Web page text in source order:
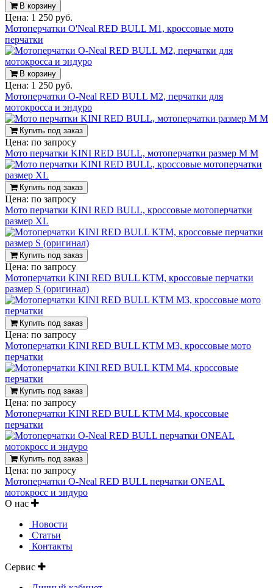
В корзину
Цена: 1 250 руб.
Мотоперчатки O'Neal RED BULL M1, кроссовые мото
перчатки
В корзину
Цена: 1 250 руб.
Мотоперчатки O-Neal RED BULL M2, перчатки для
мотокросса и эндуро
Купить под заказ
Цена: по запросу
Мото перчатки KINI RED BULL, мотоперчатки размер M М
Купить под заказ
Цена: по запросу
Мото перчатки KINI RED BULL, кроссовые мотоперчатки
размер XL
Купить под заказ
Цена: по запросу
Мотоперчатки KINI RED BULL KTM, кроссовые перчатки
размер S (оригинал)
Купить под заказ
Цена: по запросу
Мотоперчатки KINI RED BULL KTM M3, кроссовые мото
перчатки
Купить под заказ
Цена: по запросу
Мотоперчатки KINI RED BULL KTM M4, кроссовые
перчатки
Купить под заказ
Цена: по запросу
Мотоперчатки O-Neal RED BULL перчатки ONEAL
мотокросс и эндуро
О нас
Новости
Статьи
Контакты
Сервис